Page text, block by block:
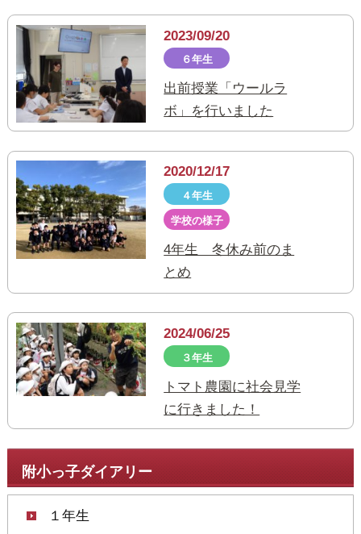
附小っ子ダイアリー
１年生
2023/09/20
６年生
出前授業「ウールラ
ボ」を行いました
2020/12/17
４年生
学校の様子
4年生 冬休み前のま
とめ
2024/06/25
３年生
トマト農園に社会見学
に行きました！